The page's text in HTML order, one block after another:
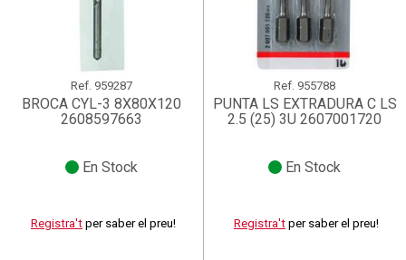
Ref. 959287
BROCA CYL-3 8X80X120
2608597663
En Stock
Registra't per saber el preu!
Ref. 955788
PUNTA LS EXTRADURA C LS
2.5 (25) 3U 2607001720
En Stock
Registra't per saber el preu!